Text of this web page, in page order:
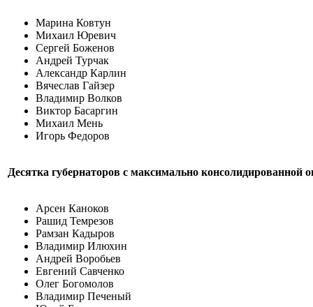
Марина Ковтун
Михаил Юревич
Сергей Боженов
Андрей Турчак
Александр Карлин
Вячеслав Гайзер
Владимир Волков
Виктор Басаргин
Михаил Мень
Игорь Федоров
Десятка губернаторов с максимально консолидированной
Арсен Каноков
Рашид Темрезов
Рамзан Кадыров
Владимир Илюхин
Андрей Воробьев
Евгений Савченко
Олег Богомолов
Владимир Печеный